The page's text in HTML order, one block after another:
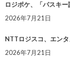
ロジポケ、「パスキ
2026年7月21日
NTTロジスコ、エン
2026年7月21日